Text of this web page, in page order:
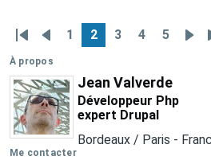
de
dépendances
l'héritage
d'une
classe
qui
Pagination
Première
page
Page
précédente
Page
1 Page
2 Page
3 Page
4 Page
5
À propos
Jean Valverde
Développeur Php
expert Drupal
Bordeaux / Paris -
Me contacter